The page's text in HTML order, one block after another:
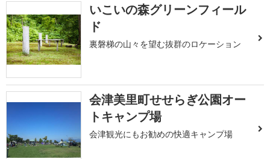
いこいの森グリーンフィール
ド
裏磐梯の山々を望む抜群のロケーション
会津美里町せせらぎ公園オー
トキャンプ場
会津観光にもお勧めの快適キャンプ場